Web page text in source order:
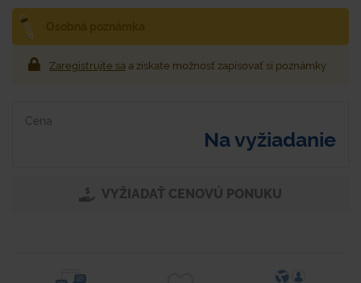
Zaregistrujte sa a získate možnosť zapisovať si poznámky
Cena
Na vyžiadanie
VYŽIADAŤ CENOVÚ PONUKU